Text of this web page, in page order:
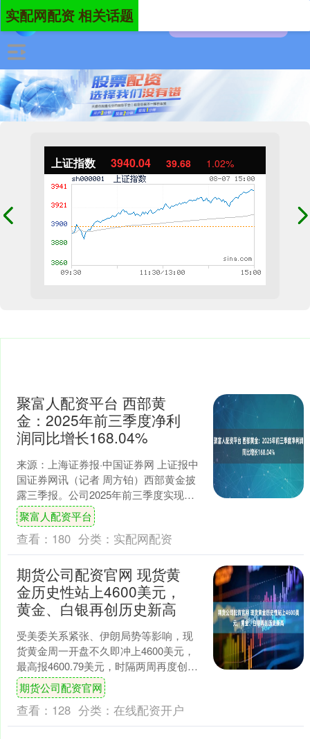
上证指数 3940.04 39.68 1.02%
实配网配资 相关话题
聚富人配资平台 西部黄
金：2025年前三季度净利
润同比增长168.04%
来源：上海证券报·中国证券网 上证报中
国证券网讯（记者 周方铂）西部黄金披
露三季报。公司2025年前三季度实现营
业收入10,403,989,069.06元，同比....
聚富人配资平台
查看： 180 分类： 实配网配资
期货公司配资官网 现货黄
金历史性站上4600美元，
黄金、白银再创历史新高
受美委关系紧张、伊朗局势等影响，现
货黄金周一开盘不久即冲上4600美元，
最高报4600.79美元，时隔两周再度创下
历史新高。与此同时，现货白银最高冲
击83.97....
期货公司配资官网
查看： 128 分类： 在线配资开户